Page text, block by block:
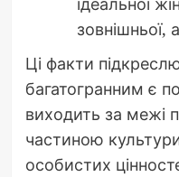
зовнішньої,
Ці факти
багатогранним є
виходить за межі
частиною
особистих